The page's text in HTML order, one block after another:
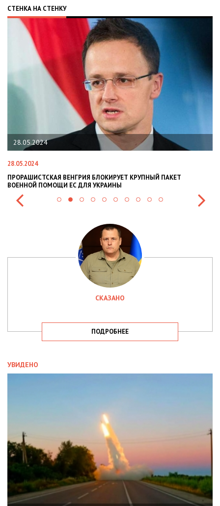
СТЕНКА НА СТЕНКУ
ВЕНГРИЯ БЛОКИРУЕТ КРУПНЫЙ ПАКЕТ
ЕС ДЛЯ УКРАИНЫ
22.01.2024
НАЦПОЛІЦІЯ
СКАЗАНО
ПОДРОБНЕЕ
УВИДЕНО